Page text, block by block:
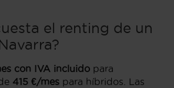
el renting de un
con IVA incluido para
415 €/mes para híbridos. Las